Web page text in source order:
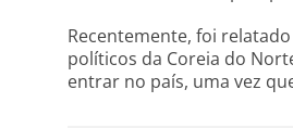
Recentemente, foi
políticos da Coreia do
entrar no país, uma vez